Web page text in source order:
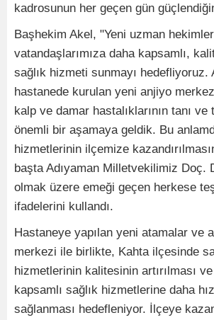
kadrosunun her geçen gün
Başhekim Akel, "Yeni uzman
vatandaşlarımıza daha kapsamlı,
sağlık hizmeti sunmayı hedefliyoruz.
hastanede kurulan yeni anjiyo
kalp ve damar hastalıklarının tanı
önemli bir aşamaya geldik. Bu
hizmetlerinin ilçemize
başta Adıyaman Milletvekilimiz Doç.
olmak üzere emeği geçen herkese
ifadelerini kullandı.
Hastaneye yapılan yeni atamalar ve
merkezi ile birlikte, Kahta ilçesinde
hizmetlerinin kalitesinin artırılması
kapsamlı sağlık hizmetlerine daha
sağlanması hedefleniyor. İlçeye